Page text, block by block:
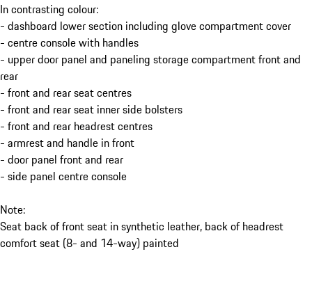
In contrasting colour:
- dashboard lower section including glove compartment cover
- centre console with handles
- upper door panel and paneling storage compartment front and
rear
- front and rear seat centres
- front and rear seat inner side bolsters
- front and rear headrest centres
- armrest and handle in front
- door panel front and rear
- side panel centre console
Note:
Seat back of front seat in synthetic leather, back of headrest
comfort seat (8- and 14-way) painted